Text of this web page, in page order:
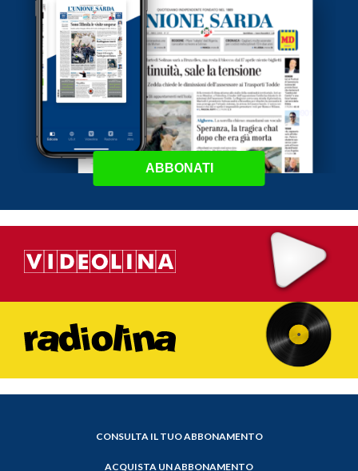
ABBONATI
CONSULTA IL TUO ABBONAMENTO
ACQUISTA UN ABBONAMENTO